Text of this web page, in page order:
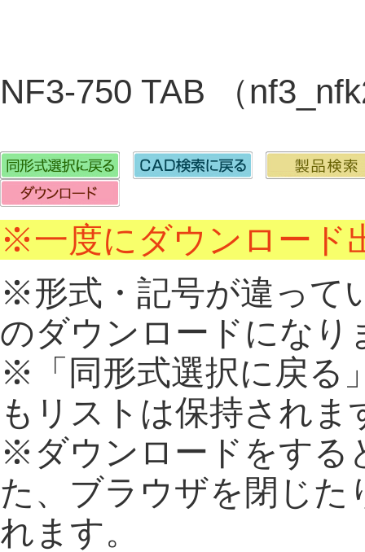
NF3-750 TAB （
※一度にダウンロード
※形式・記号が違って
のダウンロードになり
※「同形式選択に戻る
もリストは保持されま
※ダウンロードをする
た、ブラウザを閉じた
れます。